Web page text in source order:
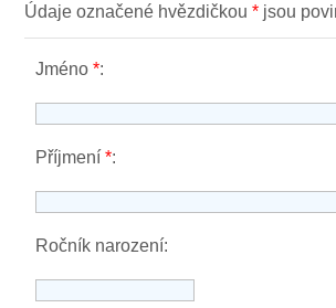
Údaje označené hvězdičkou* jsou
Jméno*:
Příjmení*:
Ročník narození: